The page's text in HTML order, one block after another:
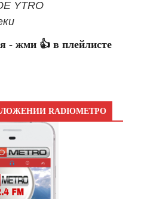
YTRO
- жми 👍 в плейлисте
RADIOМЕТРО